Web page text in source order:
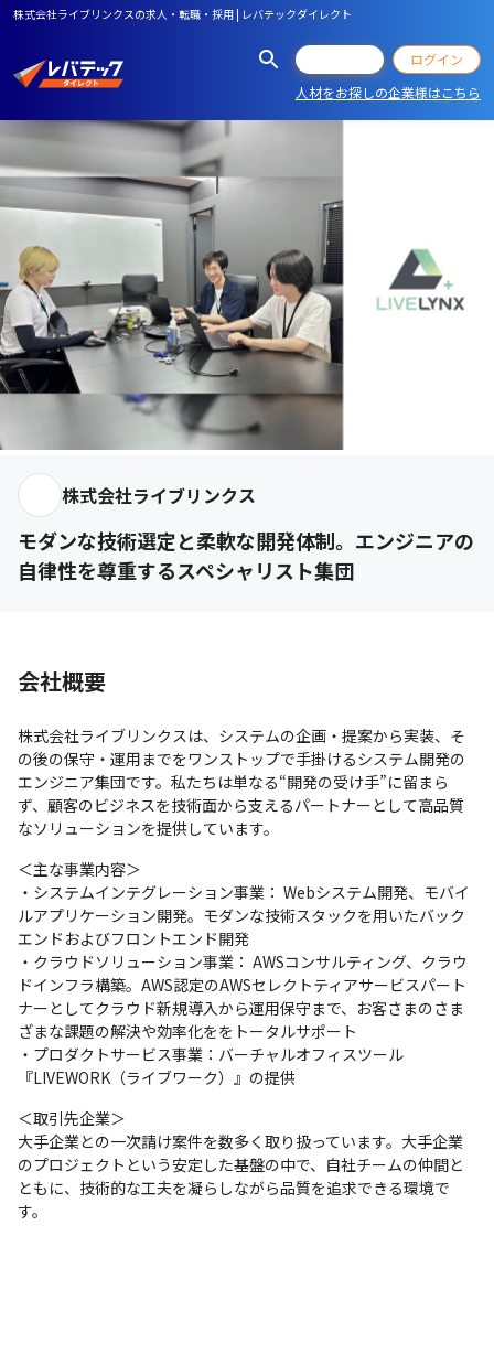
株式会社ライブリンクスの求人・転職・採用 | レバテックダイレクト
ログイン
人材をお探しの企業様はこちら
株式会社ライブリンクス
モダンな技術選定と柔軟な開発体制。エンジニアの
自律性を尊重するスペシャリスト集団
会社概要
株式会社ライブリンクスは、システムの企画・提案から実装、そ
の後の保守・運用までをワンストップで手掛けるシステム開発の
エンジニア集団です。私たちは単なる“開発の受け手”に留まら
ず、顧客のビジネスを技術面から支えるパートナーとして高品質
なソリューションを提供しています。
＜主な事業内容＞
・システムインテグレーション事業： Webシステム開発、モバイ
ルアプリケーション開発。モダンな技術スタックを用いたバック
エンドおよびフロントエンド開発
・クラウドソリューション事業： AWSコンサルティング、クラウ
ドインフラ構築。AWS認定のAWSセレクトティアサービスパート
ナーとしてクラウド新規導入から運用保守まで、お客さまのさま
ざまな課題の解決や効率化ををトータルサポート
・プロダクトサービス事業：バーチャルオフィスツール
『LIVEWORK（ライブワーク）』の提供
＜取引先企業＞
大手企業との一次請け案件を数多く取り扱っています。大手企業
のプロジェクトという安定した基盤の中で、自社チームの仲間と
ともに、技術的な工夫を凝らしながら品質を追求できる環境で
す。